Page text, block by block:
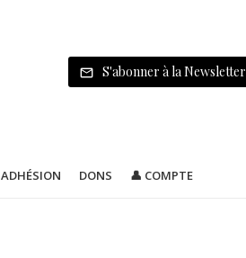
S'abonner à la Newsletter
ADHÉSION DONS 👤 COMPTE